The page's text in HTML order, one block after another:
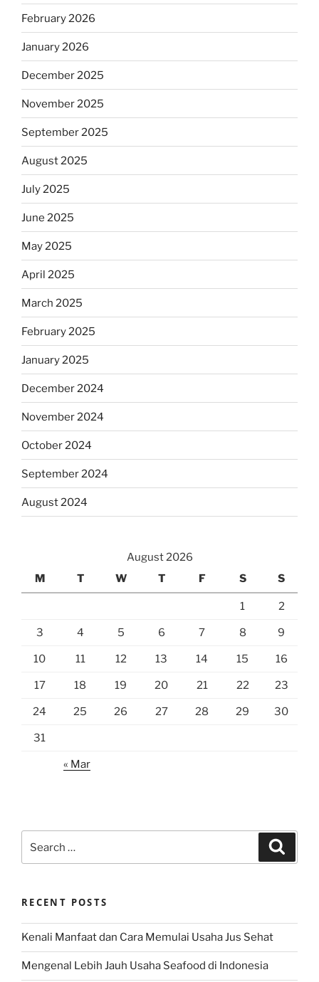
February 2026
January 2026
December 2025
November 2025
September 2025
August 2025
July 2025
June 2025
May 2025
April 2025
March 2025
February 2025
January 2025
December 2024
November 2024
October 2024
September 2024
August 2024
August 2026
M
T W T F S S
1 2
3 4 5 6 7 8 9
10 11 12 13 14 15 16
17 18 19 20 21 22 23
24 25 26 27 28 29 30
31
« Mar
for:
RECENT POSTS
Kenali Manfaat dan Cara Memulai Usaha Jus Sehat
Mengenal Lebih Jauh Usaha Seafood di Indonesia